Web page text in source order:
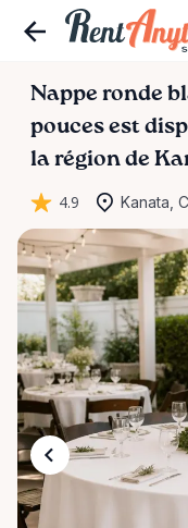
Nappe ronde
pouces est
la région de
4.9 Kanata,